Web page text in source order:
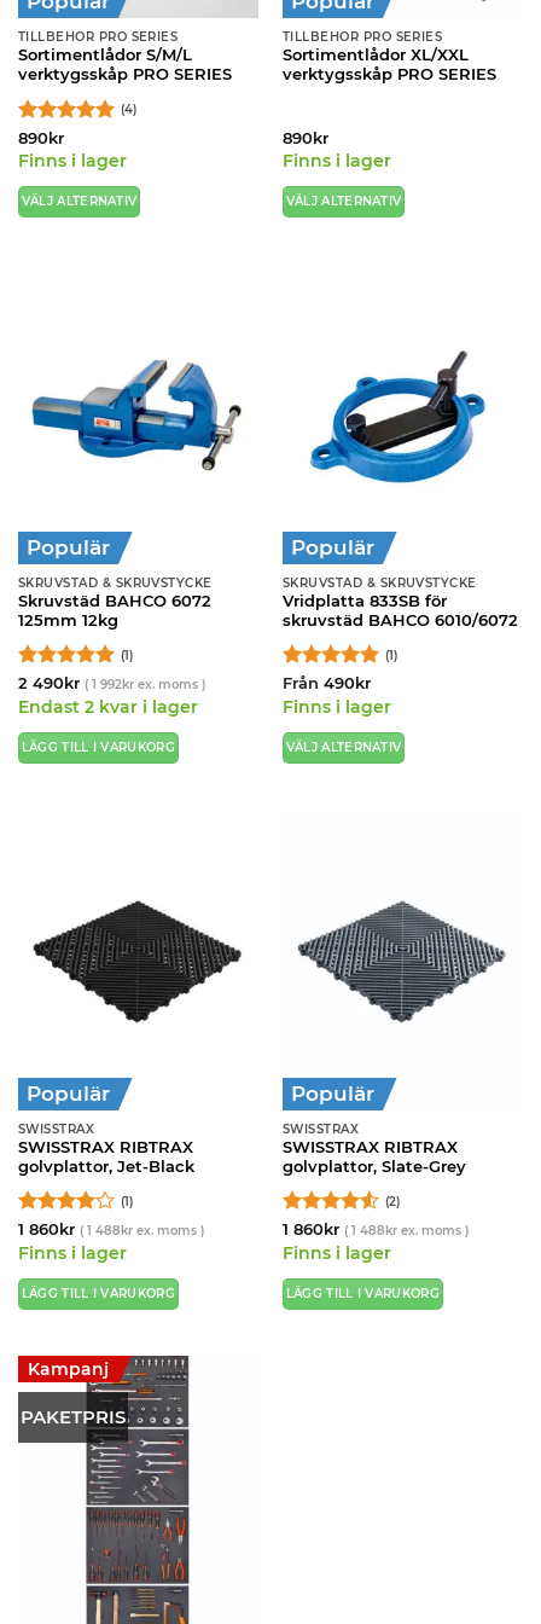
TILLBEHÖR PRO SERIES
Sortimentlådor S/M/L
verktygsskåp PRO SERIES
Betygsatt
av 5
(4)
890kr
Finns i lager
VÄLJ ALTERNATIV
olika
alternativen
TILLBEHÖR PRO SERIES
Sortimentlådor XL/XXL
verktygsskåp PRO SERIES
890kr
Finns i lager
VÄLJ ALTERNATIV
alternativen
väljas
Populär
SKRUVSTÄD & SKRUVSTYCKE
Skruvstäd BAHCO 6072
125mm 12kg
Betygsatt 5
av 5
(1)
2 490kr ( 1 992krex. moms )
Endast 2 kvar i lager
LÄGG TILL I VARUKORG
Populär
SKRUVSTÄD & SKRUVSTYCKE
Vridplatta 833SB för
skruvstäd BAHCO 6010/6072
Betygsatt5
av 5
(1)
Från 490kr
Finns i lager
VÄLJ ALTERNATIV
olika
alternativen
Populär
SWISSTRAX
SWISSTRAX RIBTRAX
golvplattor, Jet-Black
Betygsatt
4av 5
(1)
1 860kr ( 1 488 krex. moms )
Finns i lager
LÄGG TILL I VARUKORG
Populär
SWISSTRAX
SWISSTRAX RIBTRAX
golvplattor, Slate-Grey
Betygsatt
4.5av 5
(2)
1 860kr ( 1 488 krex. moms )
Finns i lager
LÄGG TILL I VARUKORG
PAKETPRIS
Kampanj